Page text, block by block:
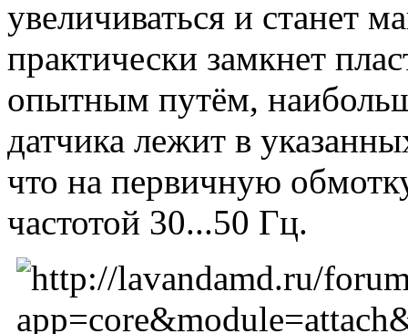
увеличиваться и станет
практически замкнет
опытным путём,
датчика лежит в
что на первичную
частотой 30...50 Гц.